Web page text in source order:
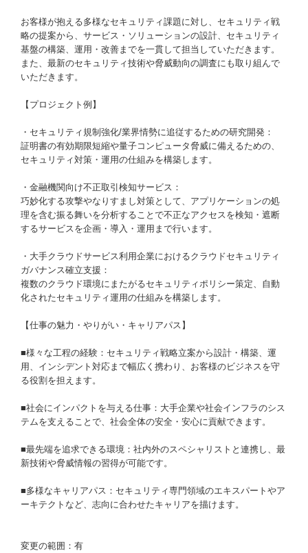
お客様が抱える多様なセキュリティ課題に対し、セキュリティ戦
略の提案から、サービス・ソリューションの設計、セキュリティ
基盤の構築、運用・改善までを一貫して担当していただきます。
また、最新のセキュリティ技術や脅威動向の調査にも取り組んで
いただきます。
【プロジェクト例】
・セキュリティ規制強化/業界情勢に追従するための研究開発：
証明書の有効期限短縮や量子コンピュータ脅威に備えるための、
セキュリティ対策・運用の仕組みを構築します。
・金融機関向け不正取引検知サービス：
巧妙化する攻撃やなりすまし対策として、アプリケーションの処
理を含む振る舞いを分析することで不正なアクセスを検知・遮断
するサービスを企画・導入・運用まで行います。
・大手クラウドサービス利用企業におけるクラウドセキュリティ
ガバナンス確立支援：
複数のクラウド環境にまたがるセキュリティポリシー策定、自動
化されたセキュリティ運用の仕組みを構築します。
【仕事の魅力・やりがい・キャリアパス】
■様々な工程の経験：セキュリティ戦略立案から設計・構築、運
用、インシデント対応まで幅広く携わり、お客様のビジネスを守
る役割を担えます。
■社会にインパクトを与える仕事：大手企業や社会インフラのシス
テムを支えることで、社会全体の安全・安心に貢献できます。
■最先端を追求できる環境：社内外のスペシャリストと連携し、最
新技術や脅威情報の習得が可能です。
■多様なキャリアパス：セキュリティ専門領域のエキスパートやア
ーキテクトなど、志向に合わせたキャリアを描けます。
変更の範囲：有